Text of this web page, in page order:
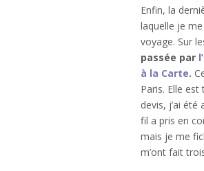
Enfin, la
laquelle je
voyage. Sur
passée par
à la Carte.
Paris. Elle
devis, j’ai
fil a pris en
mais je me
m’ont fait